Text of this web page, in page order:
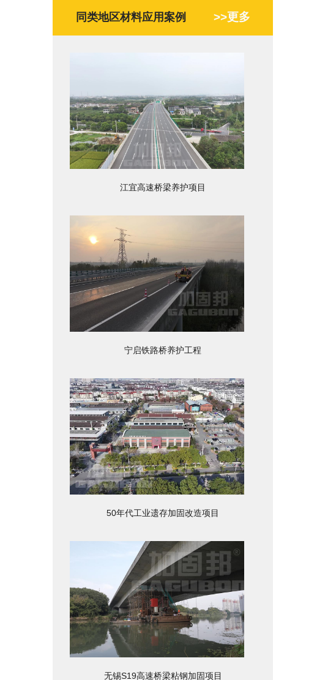
同类地区材料应用案例 >>更多
江宜高速桥梁养护项目
宁启铁路桥养护工程
50年代工业遗存加固改造项目
无锡S19高速桥梁粘钢加固项目